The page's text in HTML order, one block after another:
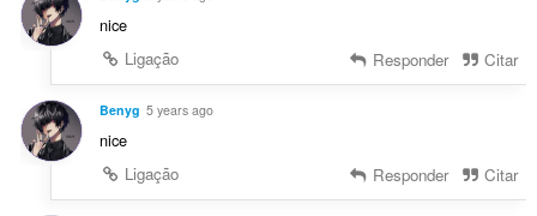
nice
Ligação
Responder Citar
Benyg 5 years ago
nice
Ligação
Responder Citar